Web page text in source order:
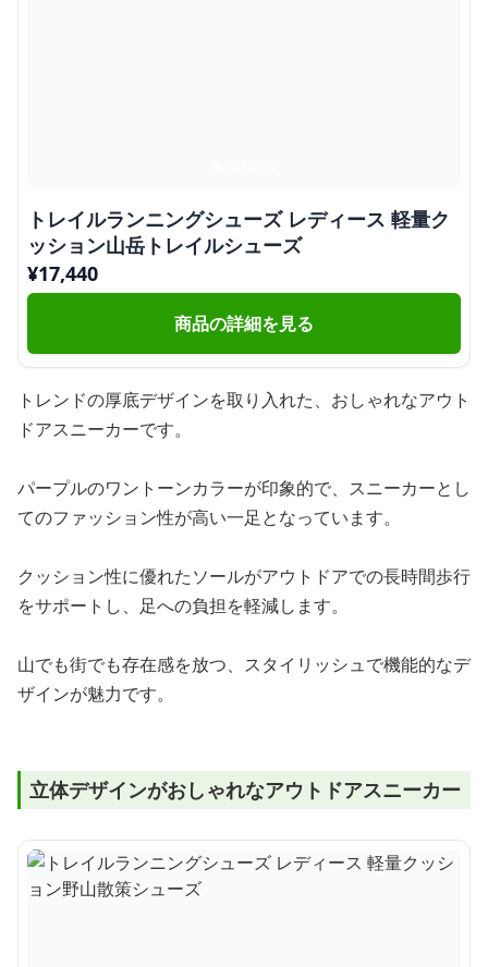
トレイルランニングシューズ レディース 軽量ク
ッション山岳トレイルシューズ
¥17,440
商品の詳細を見る
トレンドの厚底デザインを取り入れた、おしゃれなアウト
ドアスニーカーです。
パープルのワントーンカラーが印象的で、スニーカーとし
てのファッション性が高い一足となっています。
クッション性に優れたソールがアウトドアでの長時間歩行
をサポートし、足への負担を軽減します。
山でも街でも存在感を放つ、スタイリッシュで機能的なデ
ザインが魅力です。
立体デザインがおしゃれなアウトドアスニーカー